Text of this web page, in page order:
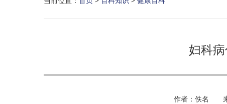
妇科
作者：佚名 来